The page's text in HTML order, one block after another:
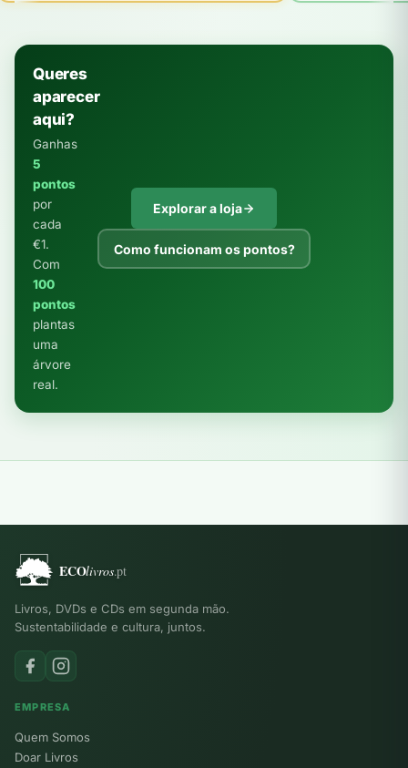
Queres
aparecer
aqui?
Ganhas
5
pontos
por
cada
€1.
Com
100
pontos
plantas
uma
árvore
real.
Explorar a loja
Como funcionam os pontos?
Livros, DVDs e CDs em segunda mão.
Sustentabilidade e cultura, juntos.
EMPRESA
Quem Somos
Doar Livros